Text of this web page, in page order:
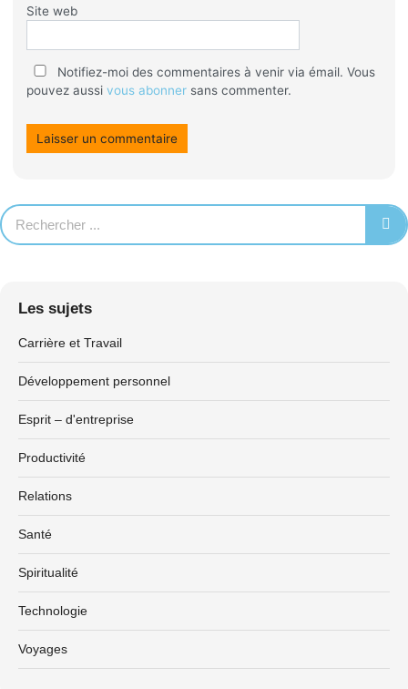
Site web
Notifiez-moi des commentaires à venir via émail. Vous
pouvez aussi vous abonnersans commenter.
Les sujets
Carrière et Travail
Développement personnel
Esprit – d'entreprise
Productivité
Relations
Santé
Spiritualité
Technologie
Voyages